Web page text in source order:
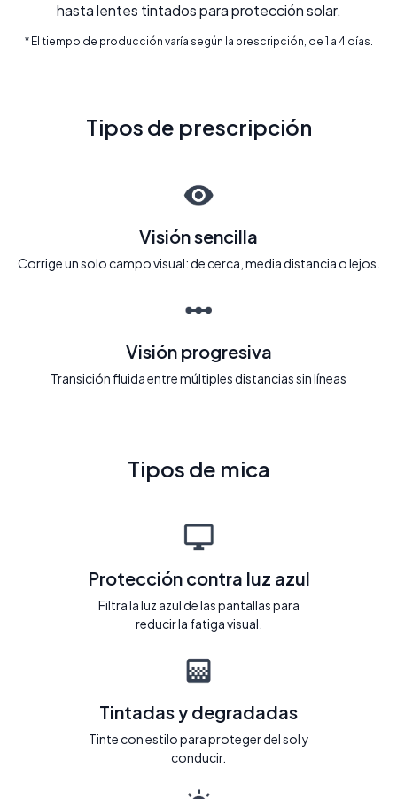
hasta lentes tintados para protección solar.
* El tiempo de producción varía según la prescripción, de 1 a 4 días.
Tipos de prescripción
Visión sencilla
Corrige un solo campo visual: de cerca, media distancia o lejos.
Visión progresiva
Transición fluida entre múltiples distancias sin líneas
Tipos de mica
Protección contra luz azul
Filtra la luz azul de las pantallas para
reducir la fatiga visual.
Tintadas y degradadas
Tinte con estilo para proteger del sol y
conducir.